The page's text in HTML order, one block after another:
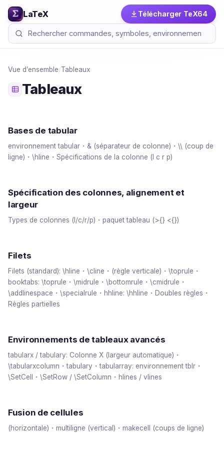
LaTeX Télécharger TeX64
Vue d’ensemble/Tableaux
Tableaux
Bases de tabular
environnement tabular・& (séparateur de colonne)・\\ (coup de
ligne)・\hline・Spécifications de la colonne (l c r p)
Spécification des colonnes, alignement et
largeur
Types de colonnes (l/c/r/p)・paquet tableau (>{} <{})
Filets
Filets (standard): \hline・\cline・(règle verticale)・\toprule・
booktabs: \toprule・\midrule・\bottomrule・\cmidrule・
\addlinespace・\specialrule・hhline: \hhline・Doubles règles・
Règles partielles
Environnements de tableaux avancés
tabularx / tabulary: Colonne X (largeur automatique)・
\tabularxcolumn・tabulary・tabularray: environnement tblr・
\SetCell・\SetRow / \SetColumn・hlines / vlines
Fusion de cellules
(horizontale)・multiligne (vertical)・makecell (coups de ligne)